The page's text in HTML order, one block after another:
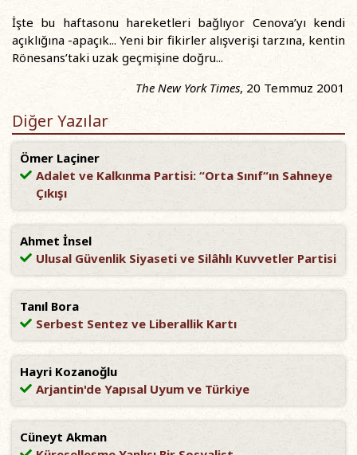
İşte bu haftasonu hareketleri bağlıyor Cenova’yı kendi
açıklığına -apaçık... Yeni bir fikirler alışverişi tarzına, kentin
Rönesans’taki uzak geçmişine doğru...
The New York Times, 20 Temmuz 2001
Diğer Yazılar
Ömer Laçiner
Adalet ve Kalkınma Partisi: “Orta Sınıf“ın Sahneye
Çıkışı
Ahmet İnsel
Ulusal Güvenlik Siyaseti ve Silâhlı Kuvvetler Partisi
Tanıl Bora
Serbest Sentez ve Liberallik Kartı
Hayri Kozanoğlu
Arjantin'de Yapısal Uyum ve Türkiye
Cüneyt Akman